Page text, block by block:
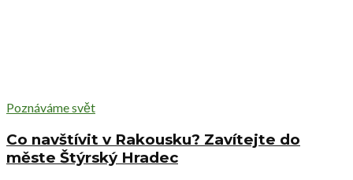
Poznáváme svět
Co navštívit v Rakousku? Zavítejte do
měste Štýrský Hradec